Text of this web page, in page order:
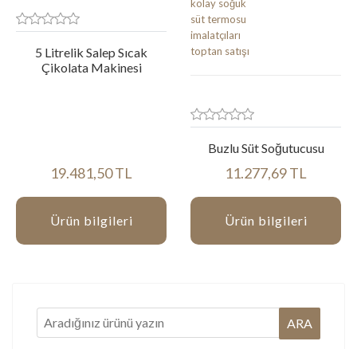
5 Litrelik Salep Sıcak
Çikolata Makinesi
19.481,50 TL
Ürün bilgileri
Buzlu Süt Soğutucusu
11.277,69 TL
Ürün bilgileri